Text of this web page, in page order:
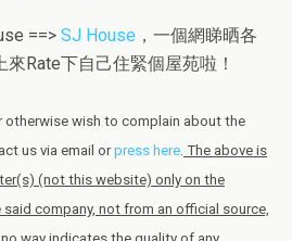
==> SJ House ，一個網睇晒各
Rate下自己住緊個屋苑啦！
otherwise wish to complain about the
us via email orpress here. The above is
(not this website) only on the
company, not from an official source,